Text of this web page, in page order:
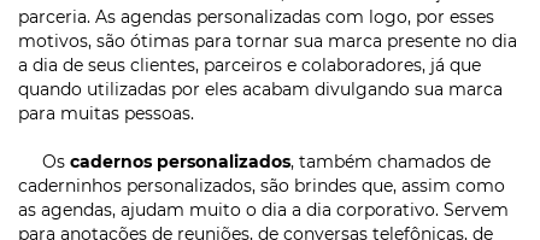
parceria. As agendas personalizadas com logo, por esses
motivos, são ótimas para tornar sua marca presente no dia
a dia de seus clientes, parceiros e colaboradores, já que
quando utilizadas por eles acabam divulgando sua marca
para muitas pessoas.
Os cadernos personalizados, também chamados de
caderninhos personalizados, são brindes que, assim como
as agendas, ajudam muito o dia a dia corporativo. Servem
para anotações de reuniões, de conversas telefônicas, de